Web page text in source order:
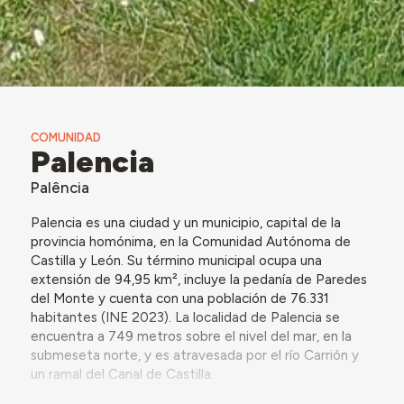
COMUNIDAD
Palencia
Palência
Palencia es una ciudad y un municipio, capital de la
provincia homónima, en la Comunidad Autónoma de
Castilla y León. Su término municipal ocupa una
extensión de 94,95 km², incluye la pedanía de Paredes
del Monte y cuenta con una población de 76.331
habitantes (INE 2023). La localidad de Palencia se
encuentra a 749 metros sobre el nivel del mar, en la
submeseta norte, y es atravesada por el río Carrión y
un ramal del Canal de Castilla.